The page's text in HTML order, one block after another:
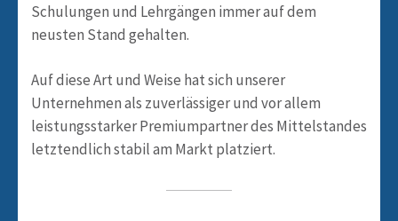
Schulungen und Lehrgängen immer auf dem
neusten Stand gehalten.
Auf diese Art und Weise hat sich unserer
Unternehmen als zuverlässiger und vor allem
leistungsstarker Premiumpartner des Mittelstandes
letztendlich stabil am Markt platziert.